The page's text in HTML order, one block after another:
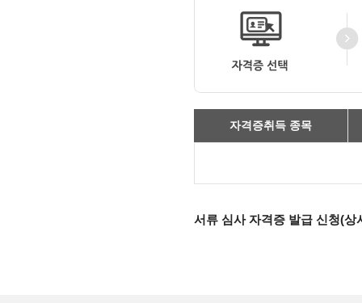
자격증취득 종목
서류 심사 자격증 발급 신청(상